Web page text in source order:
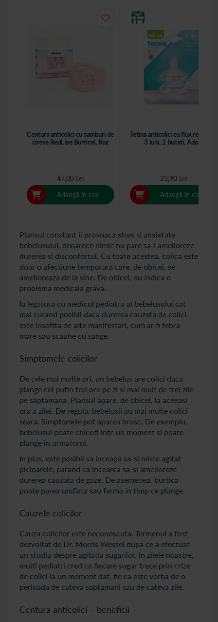
Centura anticolici cu samburi de
cirese RedLine Burticel, Roz
47,00 Lei
Adaugă în coș
Tetina anticolici cu flux redus, 0-
3 luni, 2 bucati, Adora
23,90 Lei
Adaugă în coș
Plansul constant ii provoaca stres si anxietate
bebelusului, deoarece nimic nu pare sa-i amelioreze
durerea si disconfortul. Cu toate acestea, colica este
doar o afectiune temporara care, de obicei, se
amelioreaza de la sine. De obicei, nu indica o
problema medicala grava.
Ia legatura cu medicul pediatru al bebelusului cat
mai curand posibil daca durerea cauzata de colici
este insotita de alte manifestari, cum ar fi febra
mare sau scaune cu sange.
Simptomele colicilor
De cele mai multe ori, un bebelus are colici daca
plange cel putin trei ore pe zi si mai mult de trei zile
pe saptamana. Plansul apare, de obicei, la aceeasi
ora a zilei. De regula, bebelusii au mai multe colici
seara. Simptomele pot aparea brusc. De exemplu,
bebelusul poate chicoti intr-un moment si poate
plange in urmatorul.
In plus, este posibil sa inceapa sa-si miste agitat
picioarele, parand ca incearca sa-si amelioreze
durerea cauzata de gaze. De asemenea, burtica
poate parea umflata sau ferma in timp ce plange.
Cauzele colicilor
Cauza colicilor este necunoscuta. Termenul a fost
dezvoltat de Dr. Morris Wessel dupa ce a efectuat
un studiu despre agitatia sugarilor. In zilele noastre,
multi pediatri cred ca fiecare sugar trece prin crize
de colici la un moment dat, fie ca este vorba de o
perioada de cateva saptamani sau de cateva zile.
Centura anticolici – beneficii